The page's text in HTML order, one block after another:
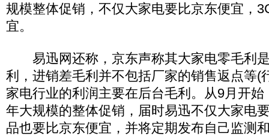
规模整体促销，不仅大家电要比京东便宜，
宜。
易迅网还称，京东声称其大家电零毛利
利，进销差毛利并不包括厂家的销售返点等(
家电行业的利润主要在后台毛利。从9月开
年大规模的整体促销，届时易迅不仅大家电
品也要比京东便宜，并将定期发布自己监测